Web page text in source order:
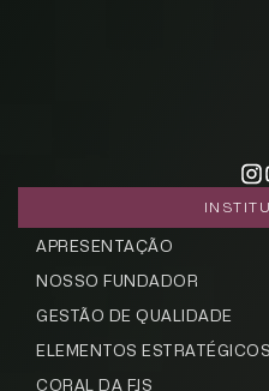
APRESENTAÇÃO
NOSSO FUNDADOR
GESTÃO DE QUALIDADE
ELEMENTOS ESTRATÉGICOS
CORAL DA FJS